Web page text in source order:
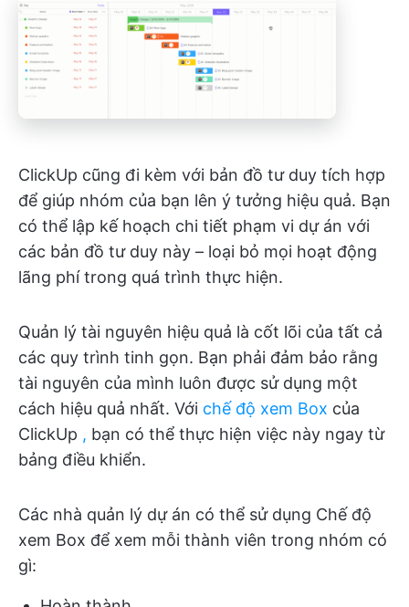
ClickUp cũng đi kèm với bản đồ tư duy tích hợp
để giúp nhóm của bạn lên ý tưởng hiệu quả. Bạn
có thể lập kế hoạch chi tiết phạm vi dự án với
các bản đồ tư duy này – loại bỏ mọi hoạt động
lãng phí trong quá trình thực hiện.
Quản lý tài nguyên hiệu quả là cốt lõi của tất cả
các quy trình tinh gọn. Bạn phải đảm bảo rằng
tài nguyên của mình luôn được sử dụng một
cách hiệu quả nhất. Với chế độ xem Box của
ClickUp , bạn có thể thực hiện việc này ngay từ
bảng điều khiển.
Các nhà quản lý dự án có thể sử dụng Chế độ
xem Box để xem mỗi thành viên trong nhóm có
gì: